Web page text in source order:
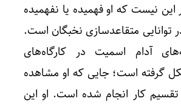
نیست که او فهمیده یا نفهمیده
توانایی متقاعدسازی نخبگان است.
آدام اسمیت در کارگاه‌های
گرفته است؛ جایی که او مشاهده
کار انجام شده است. او این